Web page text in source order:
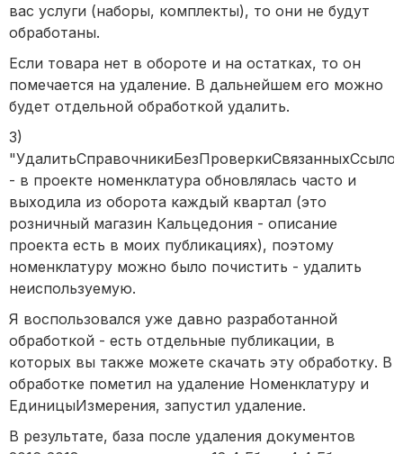
вас услуги (наборы, комплекты), то они не будут
обработаны.
Если товара нет в обороте и на остатках, то он
помечается на удаление. В дальнейшем его можно
будет отдельной обработкой удалить.
3)
- в проекте номенклатура обновлялась часто и
выходила из оборота каждый квартал (это
розничный магазин Кальцедония - описание
проекта есть в моих публикациях), поэтому
номенклатуру можно было почистить - удалить
неиспользуемую.
Я воспользовался уже давно разработанной
обработкой - есть отдельные публикации, в
которых вы также можете скачать эту обработку. В
обработке пометил на удаление Номенклатуру и
ЕдиницыИзмерения, запустил удаление.
В результате, база после удаления документов